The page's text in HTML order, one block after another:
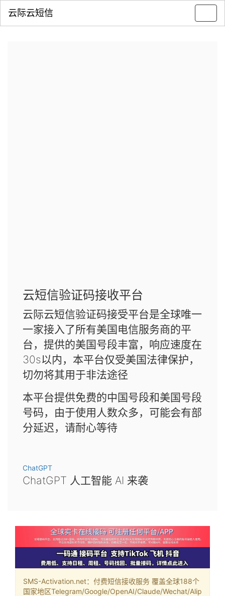
云际云短信
云短信验证码接收平台
云际云短信验证码接受平台是全球唯一
一家接入了所有美国电信服务商的平
台，提供的美国号段丰富，响应速度在
30s以内，本平台仅受美国法律保护，
切勿将其用于非法途径
本平台提供免费的中国号段和美国号段
号码，由于使用人数众多，可能会有部
分延迟，请耐心等待
ChatGPT
ChatGPT 人工智能 AI 来袭
SMS-Activation.net：付费短信接收服务 覆盖全球188个
国家地区Telegram/Google/OpenAI/Claude/Wechat/Alip